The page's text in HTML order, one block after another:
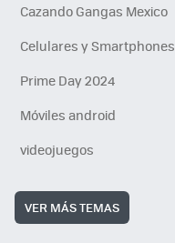
Cazando Gangas Mexico
Celulares y Smartphones
Prime Day 2024
Móviles android
videojuegos
VER MÁS TEMAS